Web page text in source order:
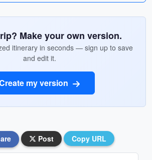
Make your own version.
itinerary in seconds — sign up to save
and edit it.
my version
Post Copy URL